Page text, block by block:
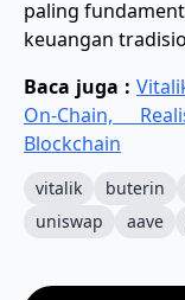
paling
keuangan
Baca juga :
On-Chain,
Blockchain
vitalik buterin
uniswap
aave